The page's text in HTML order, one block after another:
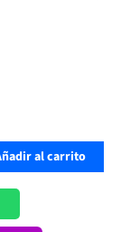
al carrito